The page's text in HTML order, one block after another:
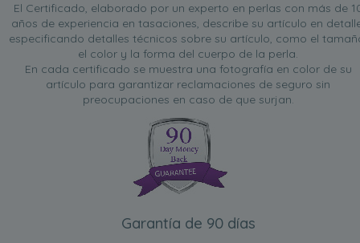
El Certificado, elaborado por un experto en perlas con más de
años de experiencia en tasaciones, describe su artículo en
especificando detalles técnicos sobre su artículo, como el
el color y la forma del cuerpo de la perla.
En cada certificado se muestra una fotografía en color de su
artículo para garantizar reclamaciones de seguro sin
preocupaciones en caso de que surjan.
Garantía de 90 días